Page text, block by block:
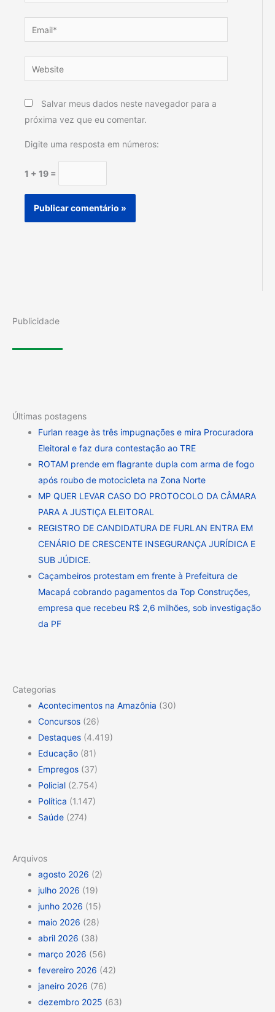
Email*
Website
Salvar meus dados neste navegador para a
próxima vez que eu comentar.
Digite uma resposta em números:
1 + 19 =
Publicidade
Últimas postagens
Furlan reage às três impugnações e mira Procuradora
Eleitoral e faz dura contestação ao TRE
ROTAM prende em flagrante dupla com arma de fogo
após roubo de motocicleta na Zona Norte
MP QUER LEVAR CASO DO PROTOCOLO DA CÂMARA
PARA A JUSTIÇA ELEITORAL
REGISTRO DE CANDIDATURA DE FURLAN ENTRA EM
CENÁRIO DE CRESCENTE INSEGURANÇA JURÍDICA E
SUB JÚDICE.
Caçambeiros protestam em frente à Prefeitura de
Macapá cobrando pagamentos da Top Construções,
empresa que recebeu R$ 2,6 milhões, sob investigação
da PF
Categorias
Acontecimentos na Amazônia (30)
Concursos (26)
Destaques (4.419)
Educação (81)
Empregos (37)
Policial (2.754)
Política (1.147)
Saúde (274)
Arquivos
agosto 2026 (2)
julho 2026 (19)
junho 2026 (15)
maio 2026 (28)
abril 2026 (38)
março 2026 (56)
fevereiro 2026 (42)
janeiro 2026 (76)
dezembro 2025 (63)